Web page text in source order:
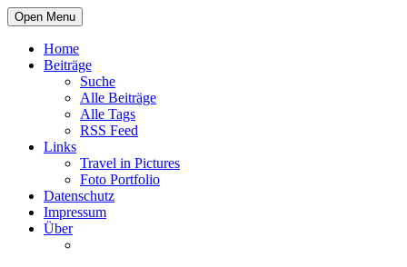
Open Menu
Home
Beiträge
Suche
Alle Beiträge
Alle Tags
RSS Feed
Links
Travel in Pictures
Foto Portfolio
Datenschutz
Impressum
Über